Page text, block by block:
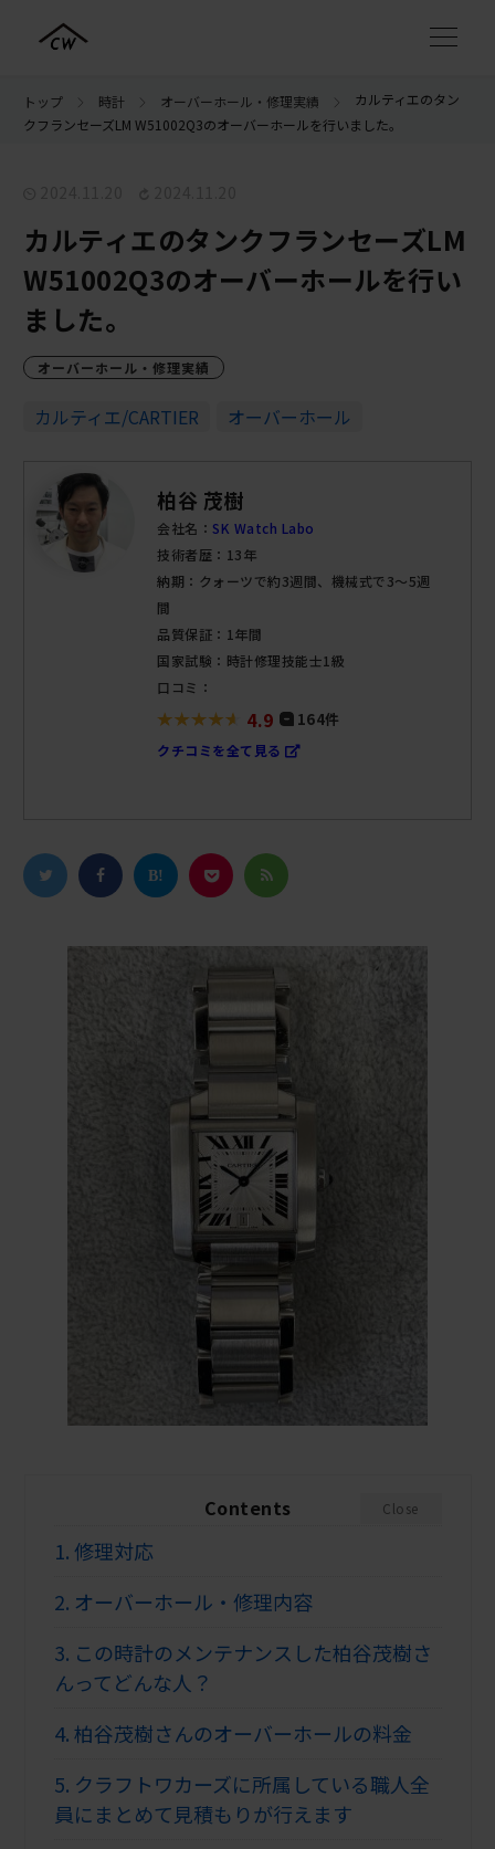
トップ 時計 オーバーホール・修理実績
カルティエのタン
クフランセーズLM W51002Q3のオーバーホールを行いました。
カルティエのタンクフランセーズLM
W51002Q3のオーバーホールを行い
ました。
オーバーホール・修理実績
カルティエ/CARTIER オーバーホール
柏谷 茂樹
会社名：SK Watch Labo
技術者歴：13年
納期：クォーツで約3週間、機械式で3～5週
間
品質保証：1年間
国家試験：時計修理技能士1級
口コミ：
4.9 164件
クチコミを全て見る
Contents Close
1.修理対応
2. オーバーホール・修理内容
3. この時計のメンテナンスした柏谷茂樹さ
んってどんな人？
4.柏谷茂樹さんのオーバーホールの料金
5. クラフトワカーズに所属している職人全
員にまとめて見積もりが行えます